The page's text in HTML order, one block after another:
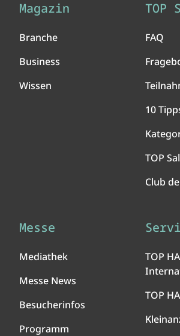
Magazin
Branche
Business
Wissen
TOP
FAQ
10
TOP
Club
Messe
Mediathek
Messe News
Besucherinfos
Programm
TOP
TOP